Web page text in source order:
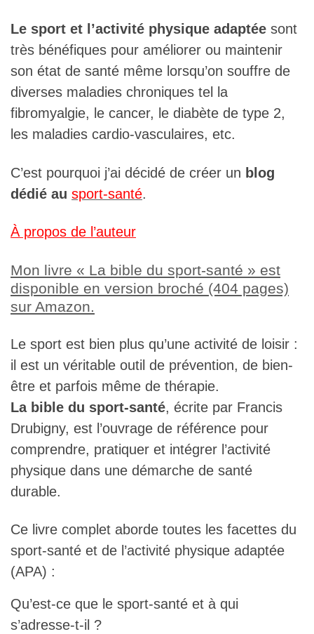
adaptée
pour les ...
LIRE LA SUITE »
e sportive
et la
récupératio
n.
LIRE LA SUITE »
quotidien
et son lien
avec la
performanc
e sportive.
LIRE LA SUITE »
Le sport et l’activité physique adaptée sont
très bénéfiques pour améliorer ou maintenir
son état de santé même lorsqu’on souffre de
diverses maladies chroniques tel la
fibromyalgie, le cancer, le diabète de type 2,
les maladies cardio-vasculaires, etc.
C’est pourquoi j’ai décidé de créer un blog
dédié au sport-santé.
À propos de l’auteur
Mon livre « La bible du sport-santé » est
disponible en version broché (404 pages)
sur Amazon.
Le sport est bien plus qu’une activité de loisir :
il est un véritable outil de prévention, de bien-
être et parfois même de thérapie.
La bible du sport-santé, écrite par Francis
Drubigny, est l’ouvrage de référence pour
comprendre, pratiquer et intégrer l’activité
physique dans une démarche de santé
durable.
Ce livre complet aborde toutes les facettes du
sport-santé et de l’activité physique adaptée
(APA) :
Qu’est-ce que le sport-santé et à qui
s’adresse-t-il ?